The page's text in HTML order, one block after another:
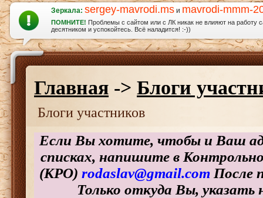
Зеркала: sergey-mavrodi.ms и mavrodi-mmm-
ПОМНИТЕ! Проблемы с сайтом или с ЛК никак не влияют на работу
десятником и успокойтесь. Всё наладится! :-))
Главная -> Блоги
Блоги участников
Если Вы хотите, чтобы и Ваш
списках, напишите в
(КРО) rodaslav@gmail.com После
Только откуда Вы, указать